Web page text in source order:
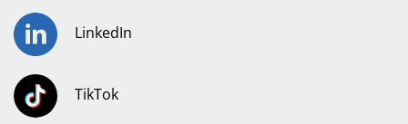
LinkedIn
TikTok